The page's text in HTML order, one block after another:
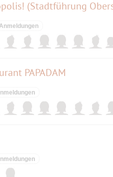
(Stadtführung
PAPADAM